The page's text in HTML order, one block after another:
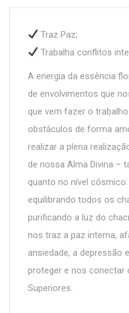
Traz Paz;
Trabalha conflitos
A energia da essência
de envolvimentos que
que vem fazer o
obstáculos de forma
realizar a plena
de nossa Alma Divina –
quanto no nível
equilibrando todos os
purificando a luz do
nos traz a paz interna,
ansiedade, a depressão
proteger e nos
Superiores.